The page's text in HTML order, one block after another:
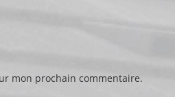
mon prochain commentaire.